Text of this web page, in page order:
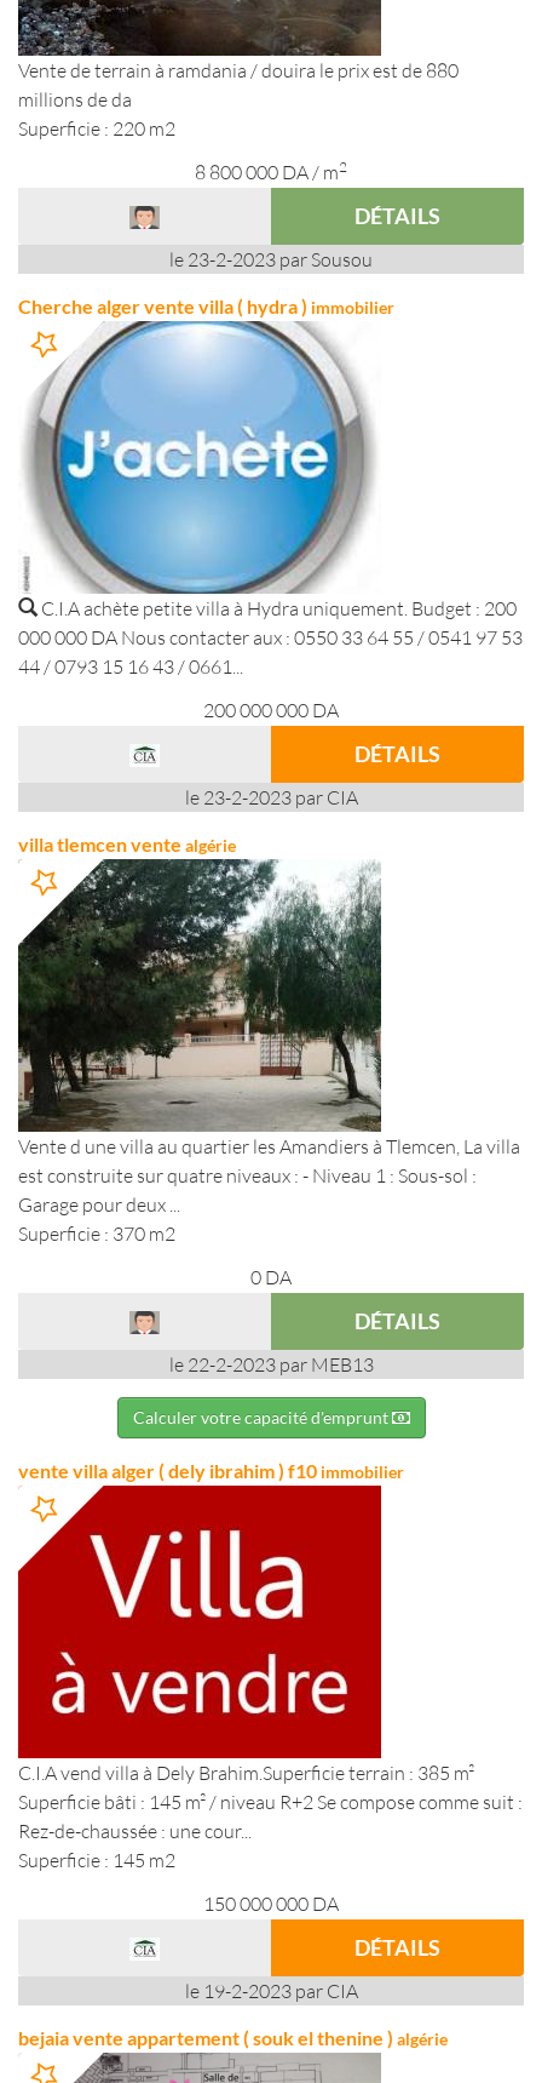
Vente de terrain à ramdania / douira le prix est de 880
millions de da
Superficie : 220 m2
8 800 000 DA/ m2
DÉTAILS
le 23-2-2023 par Sousou
Cherche alger vente villa ( hydra ) immobilier
C.I.A achète petite villa à Hydra uniquement. Budget : 200
000 000 DA Nous contacter aux : 0550 33 64 55 / 0541 97 53
44 / 0793 15 16 43 / 0661...
200 000 000 DA
DÉTAILS
le 23-2-2023 par CIA
villa tlemcen vente algérie
Vente d une villa au quartier les Amandiers à Tlemcen, La villa
est construite sur quatre niveaux : - Niveau 1 : Sous-sol :
Garage pour deux ...
Superficie : 370 m2
0 DA
DÉTAILS
le 22-2-2023 par MEB13
Calculer votre capacité d'emprunt
vente villa alger ( dely ibrahim ) f10 immobilier
C.I.A vend villa à Dely Brahim.Superficie terrain : 385 m²
Superficie bâti : 145 m² / niveau R+2 Se compose comme suit :
Rez-de-chaussée : une cour...
Superficie : 145 m2
150 000 000 DA
DÉTAILS
le 19-2-2023 par CIA
bejaia vente appartement ( souk el thenine ) algérie